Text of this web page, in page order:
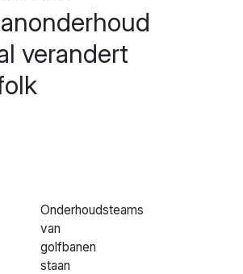
verandert
Onderhoudsteams
van
golfbanen
staan